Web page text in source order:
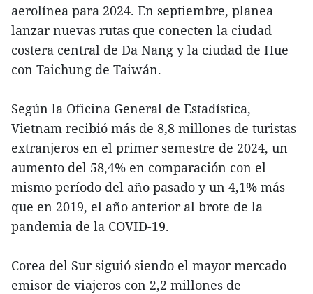
aerolínea para 2024. En septiembre, planea
lanzar nuevas rutas que conecten la ciudad
costera central de Da Nang y la ciudad de Hue
con Taichung de Taiwán.
Según la Oficina General de Estadística,
Vietnam recibió más de 8,8 millones de turistas
extranjeros en el primer semestre de 2024, un
aumento del 58,4% en comparación con el
mismo período del año pasado y un 4,1% más
que en 2019, el año anterior al brote de la
pandemia de la COVID-19.
Corea del Sur siguió siendo el mayor mercado
emisor de viajeros con 2,2 millones de